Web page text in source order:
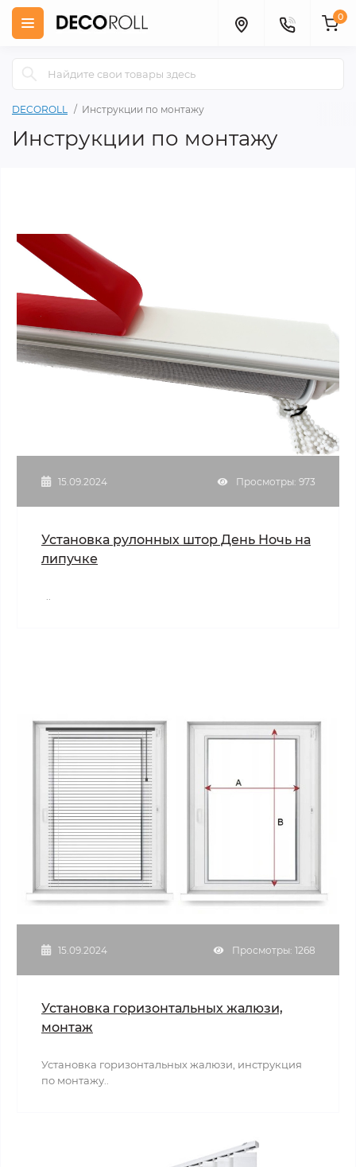
0
DECOROLL Инструкции по монтажу
Инструкции по монтажу
15.09.2024 Просмотры: 973
Установка рулонных штор День Ночь на
липучке
15.09.2024 Просмотры: 1268
Установка горизонтальных жалюзи,
монтаж
Установка горизонтальных жалюзи, инструкция
по монтажу..